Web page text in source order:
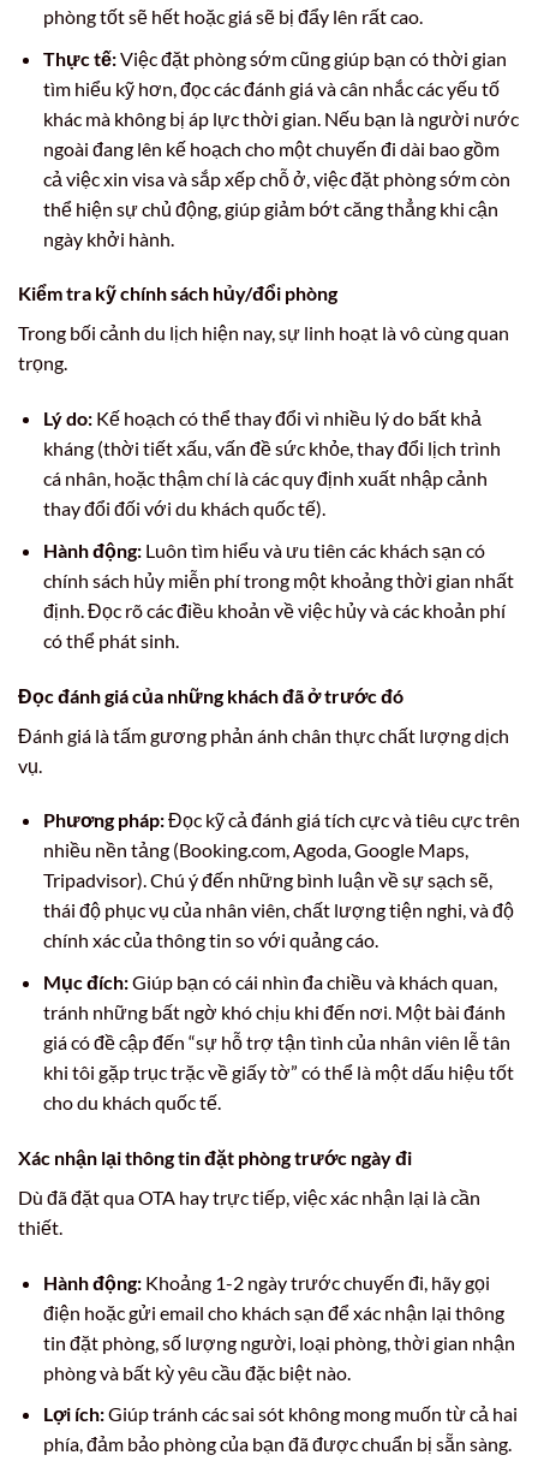
phòng tốt sẽ hết hoặc giá sẽ bị đẩy lên rất cao.
Thực tế:Việc đặt phòng sớm cũng giúp bạn có thời gian
tìm hiểu kỹ hơn, đọc các đánh giá và cân nhắc các yếu tố
khác mà không bị áp lực thời gian. Nếu bạn là người nước
ngoài đang lên kế hoạch cho một chuyến đi dài bao gồm
cả việc xin visa và sắp xếp chỗ ở, việc đặt phòng sớm còn
thể hiện sự chủ động, giúp giảm bớt căng thẳng khi cận
ngày khởi hành.
Kiểm tra kỹ chính sách hủy/đổi phòng
Trong bối cảnh du lịch hiện nay, sự linh hoạt là vô cùng quan
trọng.
Lý do:Kế hoạch có thể thay đổi vì nhiều lý do bất khả
kháng (thời tiết xấu, vấn đề sức khỏe, thay đổi lịch trình
cá nhân, hoặc thậm chí là các quy định xuất nhập cảnh
thay đổi đối với du khách quốc tế).
Hành động:Luôn tìm hiểu và ưu tiên các khách sạn có
chính sách hủy miễn phí trong một khoảng thời gian nhất
định. Đọc rõ các điều khoản về việc hủy và các khoản phí
có thể phát sinh.
Đọc đánh giá của những khách đã ở trước đó
Đánh giá là tấm gương phản ánh chân thực chất lượng dịch
vụ.
Phương pháp:Đọc kỹ cả đánh giá tích cực và tiêu cực trên
nhiều nền tảng (Booking.com, Agoda, Google Maps,
Tripadvisor). Chú ý đến những bình luận về sự sạch sẽ,
thái độ phục vụ của nhân viên, chất lượng tiện nghi, và độ
chính xác của thông tin so với quảng cáo.
Mục đích:Giúp bạn có cái nhìn đa chiều và khách quan,
tránh những bất ngờ khó chịu khi đến nơi. Một bài đánh
giá có đề cập đến “sự hỗ trợ tận tình của nhân viên lễ tân
khi tôi gặp trục trặc về giấy tờ” có thể là một dấu hiệu tốt
cho du khách quốc tế.
Xác nhận lại thông tin đặt phòng trước ngày đi
Dù đã đặt qua OTA hay trực tiếp, việc xác nhận lại là cần
thiết.
Hành động:Khoảng 1-2 ngày trước chuyến đi, hãy gọi
điện hoặc gửi email cho khách sạn để xác nhận lại thông
tin đặt phòng, số lượng người, loại phòng, thời gian nhận
phòng và bất kỳ yêu cầu đặc biệt nào.
Lợi ích:Giúp tránh các sai sót không mong muốn từ cả hai
phía, đảm bảo phòng của bạn đã được chuẩn bị sẵn sàng.